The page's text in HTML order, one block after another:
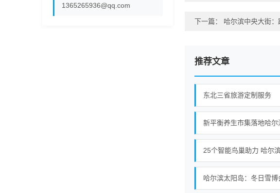
1365265936@qq.com
下一篇： 哈尔滨中央大街：
推荐文章
东北三省旅游定制服务
25个智能鸟巢助力 哈尔
哈尔滨太阳岛：冬日雪博